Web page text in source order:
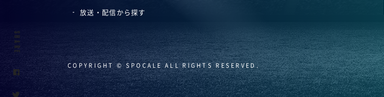
放送・配信から探す
COPYRIGHT © SPOCALE ALL RIGHTS RESERVED.
SHARE